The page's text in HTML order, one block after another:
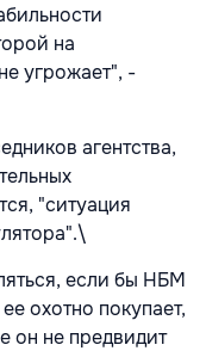
на
угрожает", -
агентства,
"ситуация
если бы НБМ
охотно покупает,
он не предвидит